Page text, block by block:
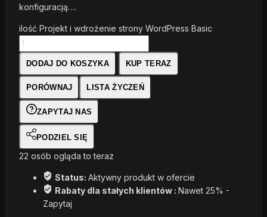
konfiguracją….
ilość Projekt i wdrożenie strony WordPress Basic
DODAJ DO KOSZYKA KUP TERAZ
PORÓWNAJ LISTA ŻYCZEŃ
ZAPYTAJ NAS
PODZIEL SIĘ
22 osób ogląda to teraz
Status: Aktywny produkt w ofercie
Rabaty dla stałych klientów : Nawet 25% -
Zapytaj